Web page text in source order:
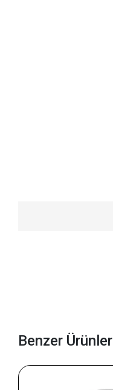
Benzer Ürünler